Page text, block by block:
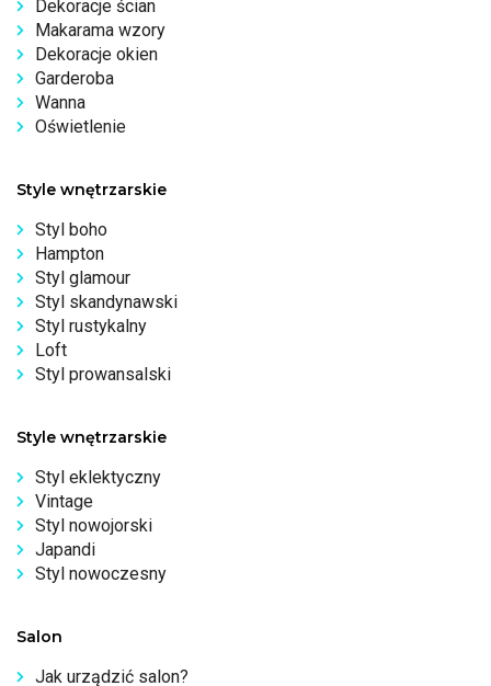
Dekoracje ścian
Makarama wzory
Dekoracje okien
Garderoba
Wanna
Oświetlenie
Style wnętrzarskie
Styl boho
Hampton
Styl glamour
Styl skandynawski
Styl rustykalny
Loft
Styl prowansalski
Style wnętrzarskie
Styl eklektyczny
Vintage
Styl nowojorski
Japandi
Styl nowoczesny
Salon
Jak urządzić salon?